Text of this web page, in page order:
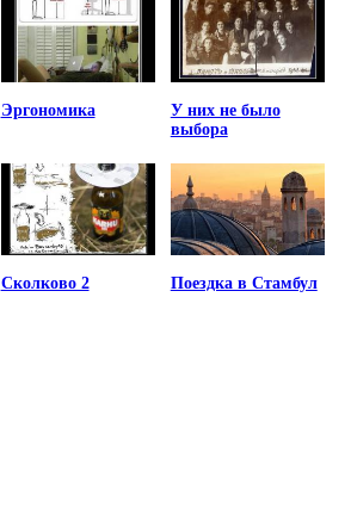
Эргономика
У них не было
выбора
Сколково 2 Поездка в Стамбул